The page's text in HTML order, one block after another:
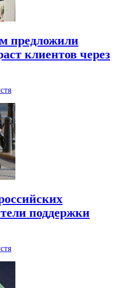
предложили
клиентов через
поддержки